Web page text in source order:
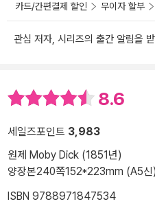
카드/간편결제 할인 무이자 할부
관심 저자, 시리즈의 출간 알림을
8.6
세일즈포인트 3,983
원제 Moby Dick (1851년)
양장본240쪽152*223mm (A5신)
ISBN 9788971847534